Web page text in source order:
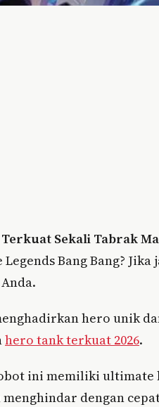
Sekali Tabrak
Bang Bang?
hero unik
hero tank terkuat 2026.
ini memiliki
dengan